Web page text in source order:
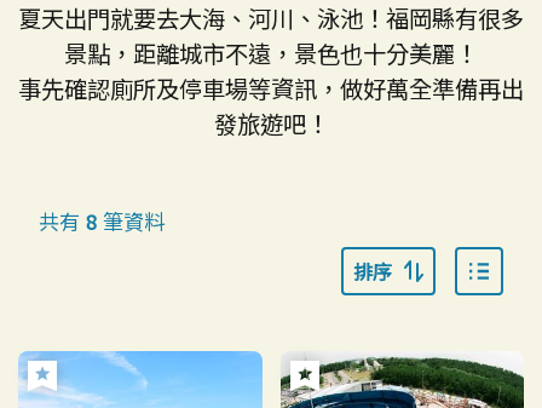
夏天出門就要去大海、河川、泳池！福岡縣有很多
景點，距離城市不遠，景色也十分美麗！
事先確認廁所及停車場等資訊，做好萬全準備再出
發旅遊吧！
共有 8 筆資料
排序